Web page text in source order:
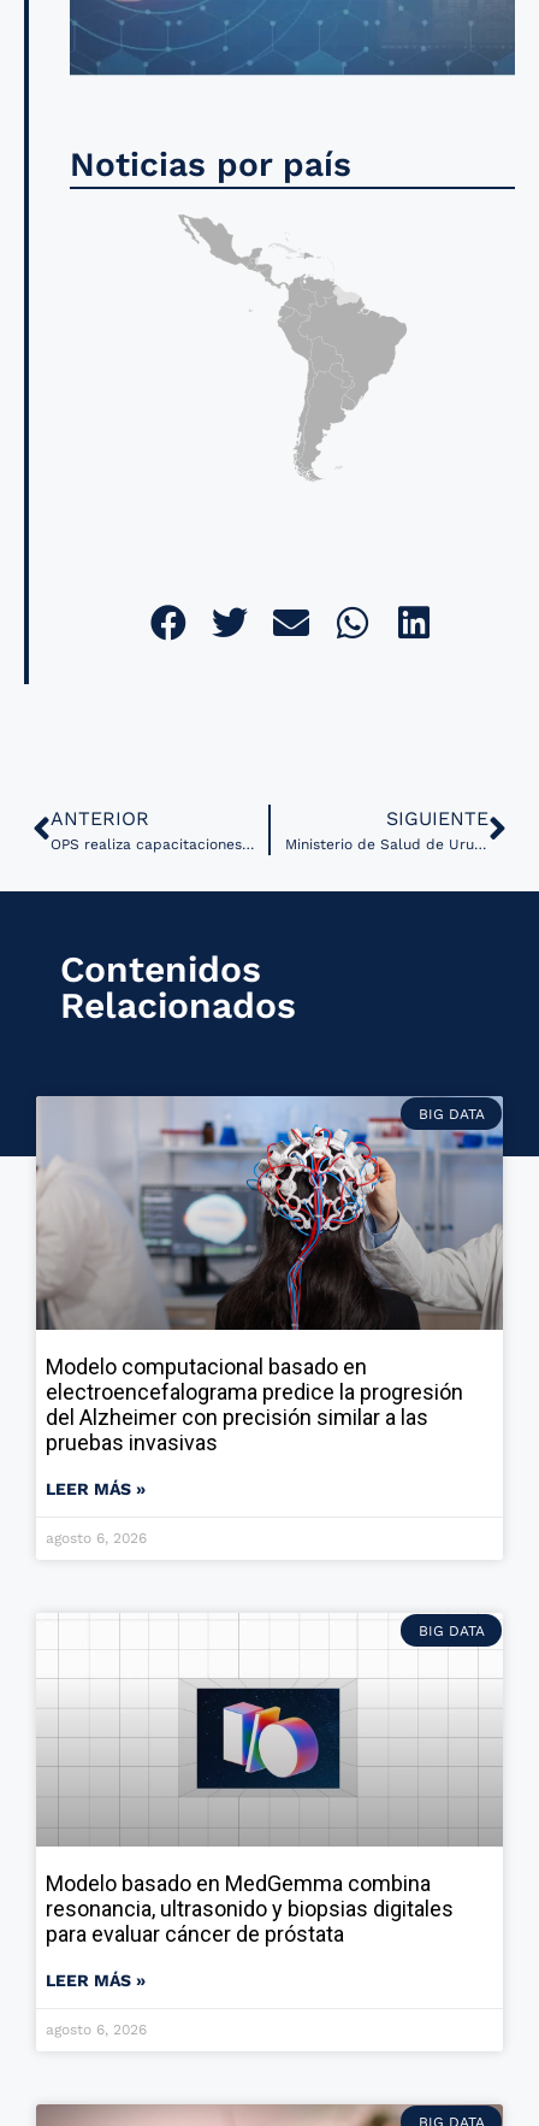
Noticias por país
ANTERIOR
OPS realiza capacitaciones en Honduras para fortalecer telecomunicaciones en el sistema de salud
SIGUIENTE
Ministerio de Salud de Uruguay emite decreto para registrar digitalmente los intentos de suicidio
Contenidos
Relacionados
BIG DATA
Modelo computacional basado en
electroencefalograma predice la progresión
del Alzheimer con precisión similar a las
pruebas invasivas
LEER MÁS »
agosto 6, 2026
BIG DATA
Modelo basado en MedGemma combina
resonancia, ultrasonido y biopsias digitales
para evaluar cáncer de próstata
LEER MÁS »
agosto 6, 2026
BIG DATA